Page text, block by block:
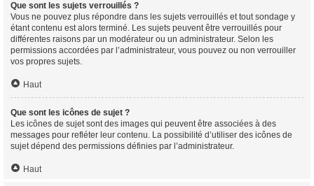
Que sont les sujets verrouillés ?
Vous ne pouvez plus répondre dans les sujets verrouillés et tout sondage y
étant contenu est alors terminé. Les sujets peuvent être verrouillés pour
différentes raisons par un modérateur ou un administrateur. Selon les
permissions accordées par l’administrateur, vous pouvez ou non verrouiller
vos propres sujets.
Haut
Que sont les icônes de sujet ?
Les icônes de sujet sont des images qui peuvent être associées à des
messages pour refléter leur contenu. La possibilité d’utiliser des icônes de
sujet dépend des permissions définies par l’administrateur.
Haut